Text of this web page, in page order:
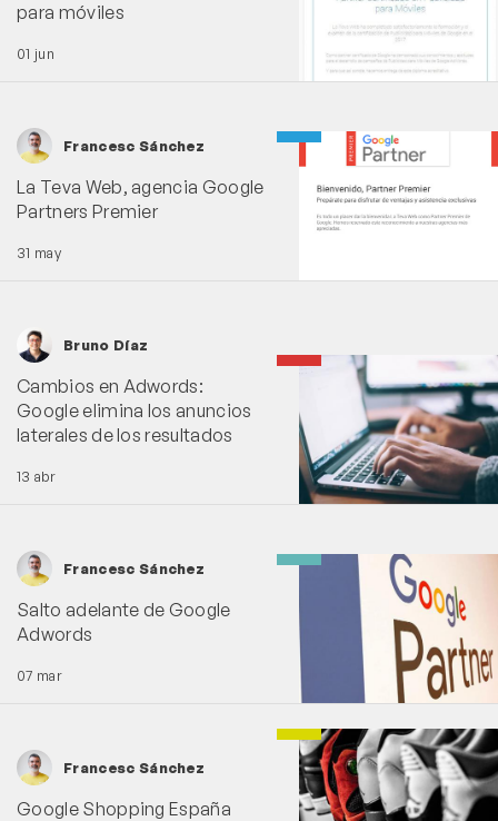
para móviles
01 jun
Francesc Sánchez
La Teva Web, agencia Google
Partners Premier
31 may
Bruno Díaz
Cambios en Adwords:
Google elimina los anuncios
laterales de los resultados
13 abr
Francesc Sánchez
Salto adelante de Google
Adwords
07 mar
Francesc Sánchez
Google Shopping España